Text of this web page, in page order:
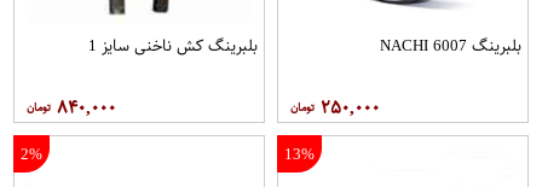
بلبرینگ 6007 NACHI
۲۵۰,۰۰۰
بلبرینگ کش ناخنی سایز 1
۸۴۰,۰۰۰
13%
2%